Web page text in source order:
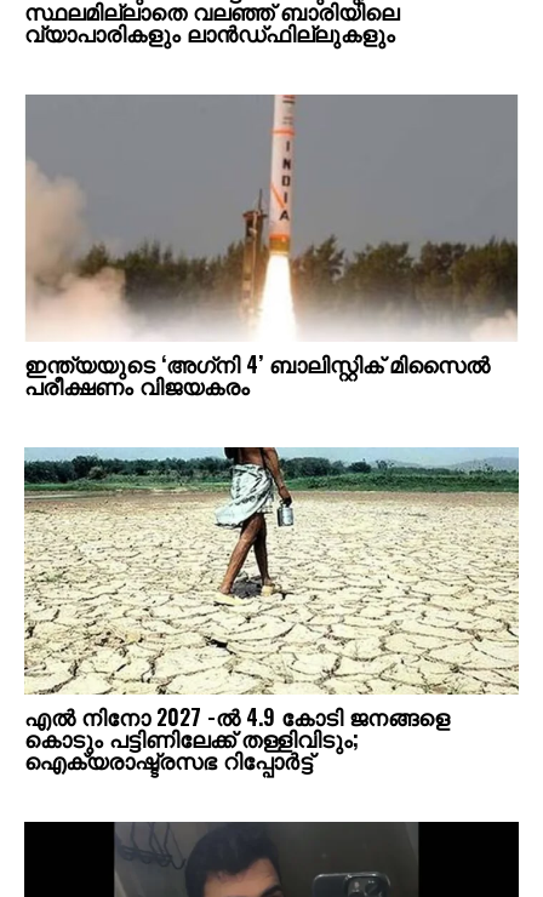
സ്ഥലമില്ലാതെ വലഞ്ഞ് ബാരിയിലെ
വ്യാപാരികളും ലാന്‍ഡ്ഫില്ലുകളും
ഇന്ത്യയുടെ ‘അഗ്‌നി 4’ ബാലിസ്റ്റിക് മിസൈല്‍
പരീക്ഷണം വിജയകരം
എല്‍ നിനോ 2027 -ല്‍ 4.9 കോടി ജനങ്ങളെ
കൊടും പട്ടിണിലേക്ക് തള്ളിവിടും;
ഐക്യരാഷ്ട്രസഭ റിപ്പോര്‍ട്ട്